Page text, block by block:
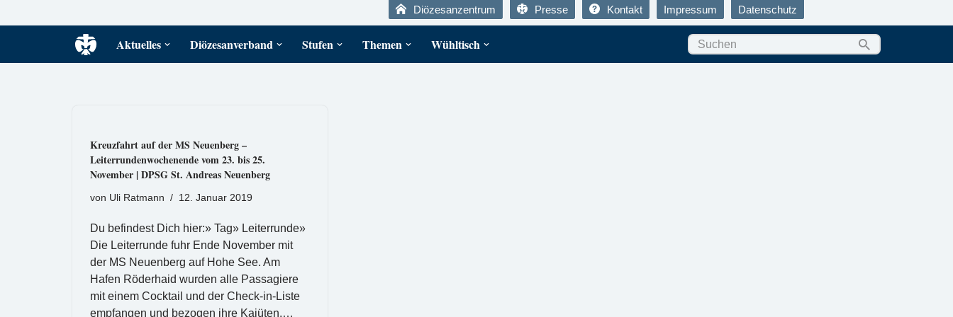
Diözesanzentrum Presse Kontakt Impressum Datenschutz
Aktuelles Diözesanverband Stufen Themen Wühltisch
Kreuzfahrt auf der MS Neuenberg –
Leiterrundenwochenende vom 23. bis 25.
November | DPSG St. Andreas Neuenberg
von Uli Ratmann 12. Januar 2019
Du befindest Dich hier:» Tag» Leiterrunde»
Die Leiterrunde fuhr Ende November mit
der MS Neuenberg auf Hohe See. Am
Hafen Röderhaid wurden alle Passagiere
mit einem Cocktail und der Check-in-Liste
empfangen und bezogen ihre Kajüten.…